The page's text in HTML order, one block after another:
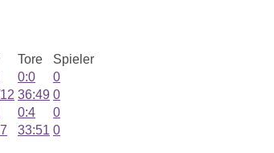
Tore
Spieler
0:0
0
36:49 0
0:4
0
33:51 0